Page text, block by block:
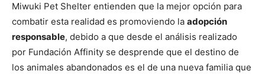
Miwuki Pet Shelter entienden que la mejor opción para
combatir esta realidad es promoviendo la adopción
responsable, debido a que desde el análisis realizado
por Fundación Affinity se desprende que el destino de
los animales abandonados es el de una nueva familia que